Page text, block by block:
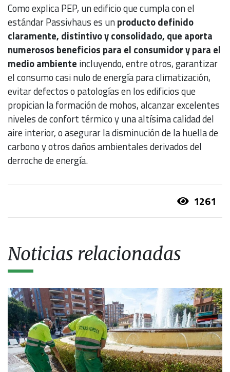
Como explica PEP, un edificio que cumpla con el
estándar Passivhaus es unproducto definido
claramente, distintivo y consolidado, que aporta
numerosos beneficios para el consumidor y para el
medio ambiente incluyendo, entre otros, garantizar
el consumo casi nulo de energía para climatización,
evitar defectos o patologías en los edificios que
propician la formación de mohos, alcanzar excelentes
niveles de confort térmico y una altísima calidad del
aire interior, o asegurar la disminución de la huella de
carbono y otros daños ambientales derivados del
derroche de energía.
1261
Noticias relacionadas